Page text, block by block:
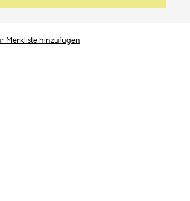
Merkliste hinzufügen